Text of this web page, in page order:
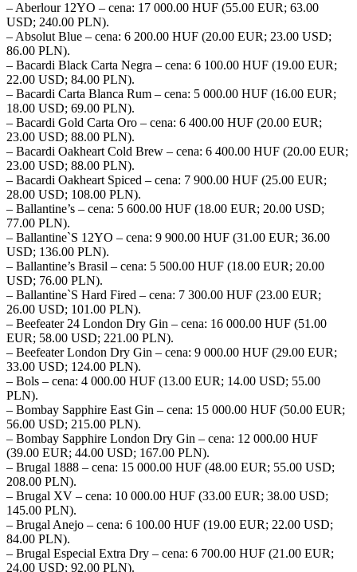
– Aberlour 12YO – cena: 17 000.00 HUF (55.00 EUR; 63.00
USD; 240.00 PLN).
– Absolut Blue – cena: 6 200.00 HUF (20.00 EUR; 23.00 USD;
86.00 PLN).
– Bacardi Black Carta Negra – cena: 6 100.00 HUF (19.00 EUR;
22.00 USD; 84.00 PLN).
– Bacardi Carta Blanca Rum – cena: 5 000.00 HUF (16.00 EUR;
18.00 USD; 69.00 PLN).
– Bacardi Gold Carta Oro – cena: 6 400.00 HUF (20.00 EUR;
23.00 USD; 88.00 PLN).
– Bacardi Oakheart Cold Brew – cena: 6 400.00 HUF (20.00 EUR;
23.00 USD; 88.00 PLN).
– Bacardi Oakheart Spiced – cena: 7 900.00 HUF (25.00 EUR;
28.00 USD; 108.00 PLN).
– Ballantine’s – cena: 5 600.00 HUF (18.00 EUR; 20.00 USD;
77.00 PLN).
– Ballantine`S 12YO – cena: 9 900.00 HUF (31.00 EUR; 36.00
USD; 136.00 PLN).
– Ballantine’s Brasil – cena: 5 500.00 HUF (18.00 EUR; 20.00
USD; 76.00 PLN).
– Ballantine`S Hard Fired – cena: 7 300.00 HUF (23.00 EUR;
26.00 USD; 101.00 PLN).
– Beefeater 24 London Dry Gin – cena: 16 000.00 HUF (51.00
EUR; 58.00 USD; 221.00 PLN).
– Beefeater London Dry Gin – cena: 9 000.00 HUF (29.00 EUR;
33.00 USD; 124.00 PLN).
– Bols – cena: 4 000.00 HUF (13.00 EUR; 14.00 USD; 55.00
PLN).
– Bombay Sapphire East Gin – cena: 15 000.00 HUF (50.00 EUR;
56.00 USD; 215.00 PLN).
– Bombay Sapphire London Dry Gin – cena: 12 000.00 HUF
(39.00 EUR; 44.00 USD; 167.00 PLN).
– Brugal 1888 – cena: 15 000.00 HUF (48.00 EUR; 55.00 USD;
208.00 PLN).
– Brugal XV – cena: 10 000.00 HUF (33.00 EUR; 38.00 USD;
145.00 PLN).
– Brugal Anejo – cena: 6 100.00 HUF (19.00 EUR; 22.00 USD;
84.00 PLN).
– Brugal Especial Extra Dry – cena: 6 700.00 HUF (21.00 EUR;
24.00 USD; 92.00 PLN).